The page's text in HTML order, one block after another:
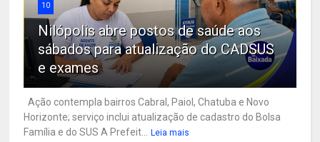
10
Nilópolis abre postos de saúde aos
sábados para atualização do CADSUS
e exames
Ação contempla bairros Cabral, Paiol, Chatuba e Novo
Horizonte; serviço inclui atualização de cadastro do Bolsa
Família e do SUS A Prefeit... Leia mais